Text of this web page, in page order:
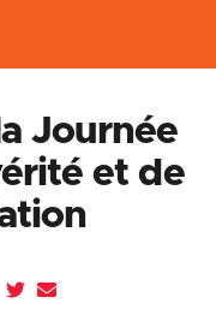
Journée
et de